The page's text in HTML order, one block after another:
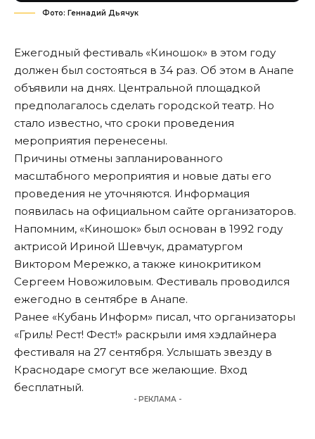
Фото: Геннадий Дьячук
Ежегодный фестиваль «Киношок» в этом году
должен был состояться в 34 раз. Об этом в Анапе
объявили на днях. Центральной площадкой
предполагалось сделать городской театр. Но
стало известно, что сроки проведения
мероприятия перенесены.
Причины отмены запланированного
масштабного мероприятия и новые даты его
проведения не уточняются. Информация
появилась на официальном сайте организаторов.
Напомним, «Киношок» был основан в 1992 году
актрисой Ириной Шевчук, драматургом
Виктором Мережко, а также кинокритиком
Сергеем Новожиловым. Фестиваль проводился
ежегодно в сентябре в Анапе.
Ранее «Кубань Информ» писал, что организаторы
«Гриль! Рест! Фест!» раскрыли имя хэдлайнера
фестиваля на 27 сентября. Услышать звезду в
Краснодаре смогут все желающие. Вход
бесплатный.
- РЕКЛАМА -